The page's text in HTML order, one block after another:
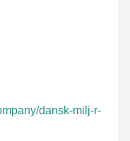
dansk-milj-r-